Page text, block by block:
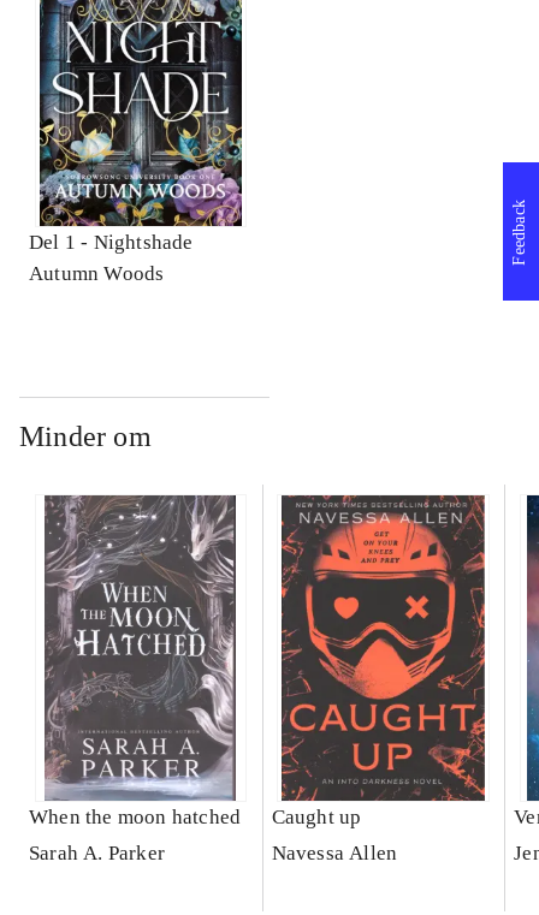
Del 1 - Nightshade
Autumn Woods
Minder om
When the moon hatched
Sarah A. Parker
Caught up
Navessa Allen
Feedback